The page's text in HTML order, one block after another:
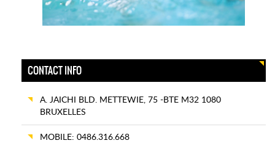
CONTACT INFO
A. JAICHI BLD. METTEWIE, 75 -BTE M32 1080
BRUXELLES
MOBILE: 0486.316.668